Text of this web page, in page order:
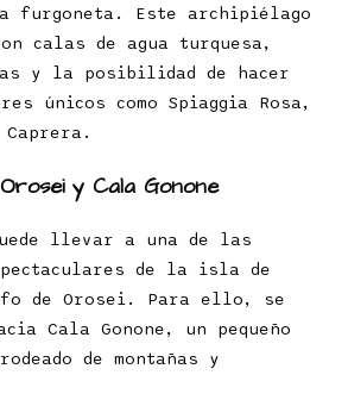
furgoneta. Este archipiélago
calas de agua turquesa,
y la posibilidad de hacer
únicos como Spiaggia Rosa,
y Cala Gonone
llevar a una de las
de la isla de
de Orosei. Para ello, se
Cala Gonone, un pequeño
de montañas y